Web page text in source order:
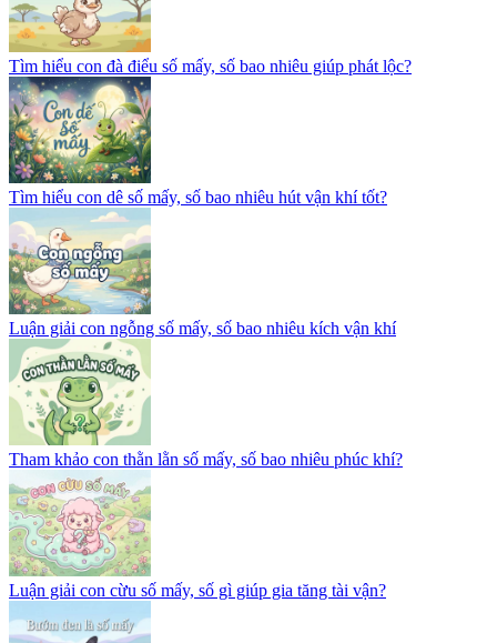
Tìm hiểu con đà điểu số mấy, số bao nhiêu giúp phát lộc?
Tìm hiểu con dê số mấy, số bao nhiêu hút vận khí tốt?
Luận giải con ngỗng số mấy, số bao nhiêu kích vận khí
Tham khảo con thằn lằn số mấy, số bao nhiêu phúc khí?
Luận giải con cừu số mấy, số gì giúp gia tăng tài vận?